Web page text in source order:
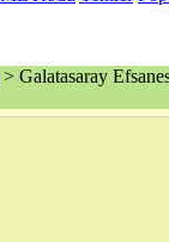
Galatasaray